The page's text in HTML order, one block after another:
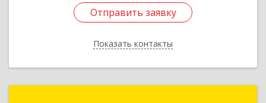
Отправить заявку
Показать контакты
Отправить заявку
Назад